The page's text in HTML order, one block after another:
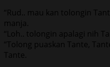
“Rud.. mau kan tolongin
manja.
“Loh.. tolongin apalagi nih
“Tolong puaskan Tante,
Tante.